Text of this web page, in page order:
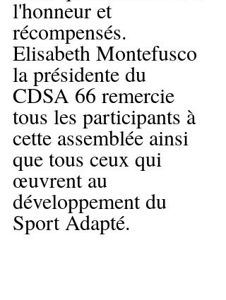
l'honneur et
récompensés.
Elisabeth Montefusco
la présidente du
CDSA 66 remercie
tous les participants à
cette assemblée ainsi
que tous ceux qui
œuvrent au
développement du
Sport Adapté.